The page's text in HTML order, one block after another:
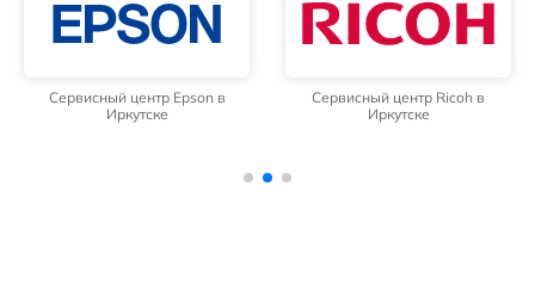
Сервисный центр Epson в
Иркутске
Сервисный центр Ricoh в
Иркутске